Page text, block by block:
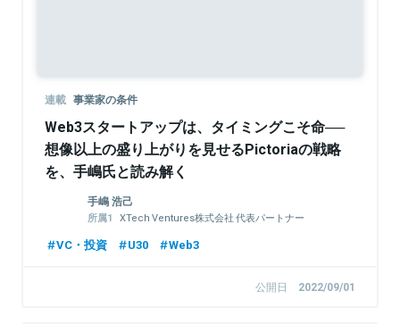
連載 事業家の条件
Web3スタートアップは、タイミングこそ命──
想像以上の盛り上がりを見せるPictoriaの戦略
を、手嶋氏と読み解く
手嶋 浩己
XTech Ventures株式会社 代表パートナー
VC・投資 U30 Web3
公開日 2022/09/01